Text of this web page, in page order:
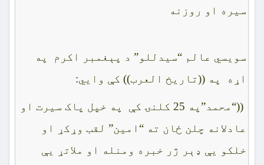
سيره او روزنه
سويسي عالم “سيدللو” د پېغمبر اکرم په
اړه په ((تاريخ العرب)) کې وايي:
((“محمد”په 25 کلنۍ کې په خپل پاک سيرت او
عادلانه چلن ځان ته “امين” لقب وړکړ او
خلکو يې ډېر ژر خبره ومنله او ملاتړ يې